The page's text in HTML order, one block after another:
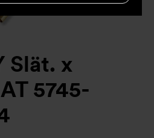
Slät. x
5745-